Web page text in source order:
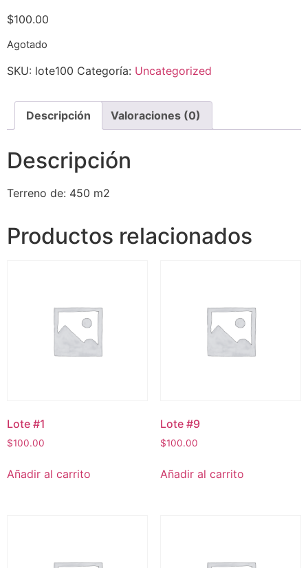
$100.00
Agotado
SKU: lote100 Categoría: Uncategorized
Descripción Valoraciones (0)
Descripción
Terreno de: 450 m2
Productos relacionados
Lote #1
$100.00
Añadir al carrito
Lote #9
$100.00
Añadir al carrito